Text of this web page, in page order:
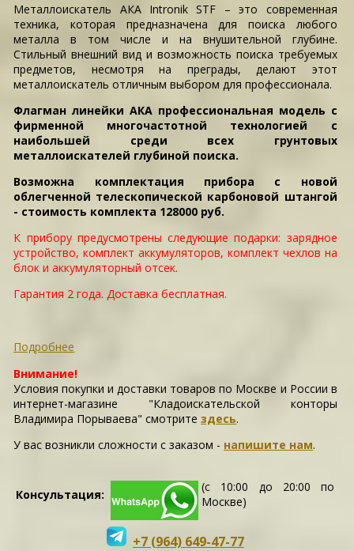
Металлоискатель АКА Intronik STF – это современная
техника, которая предназначена для поиска любого
металла в том числе и на внушительной глубине.
Стильный внешний вид и возможность поиска требуемых
предметов, несмотря на преграды, делают этот
металлоискатель отличным выбором для профессионала.
Флагман линейки АКА профессиональная модель с
фирменной многочастотной технологией с
наибольшей среди всех грунтовых
металлоискателей глубиной поиска.
Возможна комплектация прибора с новой
облегченной телескопической карбоновой штангой
- стоимость комплекта 128000 руб.
К прибору предусмотрены следующие подарки: зарядное
устройство, комплект аккумуляторов, комплект чехлов на
блок и аккумуляторный отсек.
Гарантия 2 года. Доставка бесплатная.
Подробнее
Внимание!
Условия покупки и доставки товаров по Москве и России в
интернет-магазине "Кладоискательской конторы
Владимира Порываева" смотритездесь.
У вас возникли сложности c заказом - напишите нам.
Консультация:
(с 10:00 до 20:00 по
Москве)
+7 (964) 649-47-77